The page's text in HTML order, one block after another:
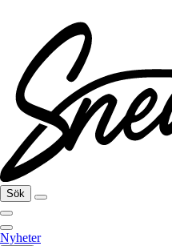
Sök
Nyheter